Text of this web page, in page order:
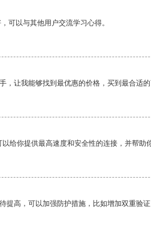
可以与其他用户交流学习心得。
，让我能够找到最优惠的价格，买到最合适
给你提供最高速度和安全性的连接，并帮助
提高，可以加强防护措施，比如增加双重验